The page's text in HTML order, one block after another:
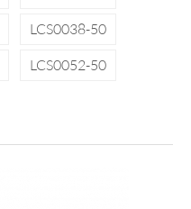
LCS0038-50
LCS0052-50